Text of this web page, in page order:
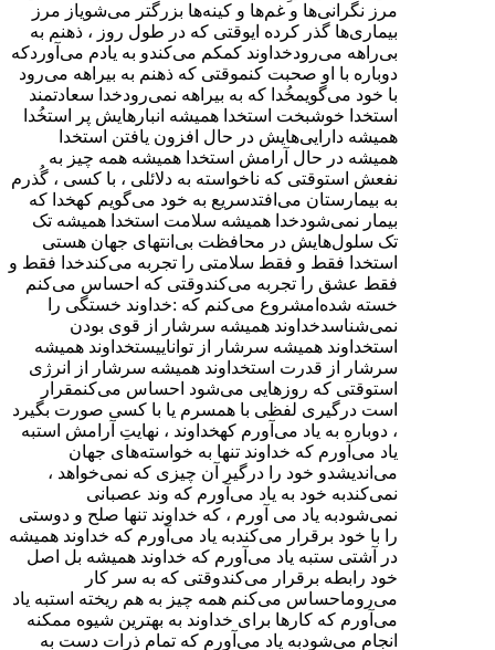
مرز نگرانی‌ها و غم‌ها و کینه‌ها بزرگتر می‌شویاز مرز
بیماری‌ها گذر کرده ایوقتی که در طول روز ، ذهنم به
بی‌راهه می‌رودخداوند کمکم می‌کندو به یادم می‌آوردکه
دوباره با او صحبت کنموقتی که ذهنم به بیراهه می‌رود
با خود می‌گویمخُدا که به بیراهه نمی‌رودخدا سعادتمند
استخدا خوشبخت استخدا همیشه انبارهایش پر استخُدا
همیشه دارایی‌هایش در حال افزون یافتن استخدا
همیشه در حال آرامش استخدا همیشه همه چیز به
نفعش استوقتی که ناخواسته به دلائلی ، با کسی ، گُذرم
به بیمارستان می‌افتدسریع به خود می‌گویم کهخدا که
بیمار نمی‌شودخدا همیشه سلامت استخدا همیشه تک
تک سلول‌هایش در محافظت بی‌انتهای جهان هستی
استخدا فقط و فقط سلامتی را تجربه می‌کندخدا فقط و
فقط عشق را تجربه می‌کندوقتی که احساس می‌کنم
خسته شده‌امشروع می‌کنم که :خداوند خستگی را
نمی‌شناسدخداوند همیشه سرشار از قوی بودن
استخداوند همیشه سرشار از تواناییستخداوند همیشه
سرشار از قدرت استخداوند همیشه سرشار از انرژی
استوقتی که روزهایی می‌شود احساس می‌کنمقرار
است درگیری لفظی با همسرم یا با کسی صورت بگیرد
، دوباره به یاد می‌آورم کهخداوند ، نهایتِ آرامش استبه
یاد می‌آورم که خداوند تنها به خواسته‌های جهان
می‌اندیشدو خود را درگیر آن چیزی که نمی‌خواهد ،
نمی‌کندبه خود به یاد می‌آورم که وند عصبانی
نمی‌شودبه یاد می آورم ، که خداوند تنها صلح و دوستی
را با خود برقرار می‌کندبه یاد می‌آورم که خداوند همیشه
در آشتی ستبه یاد می‌آورم که خداوند همیشه بل اصل
خود رابطه برقرار می‌کندوقتی که به سر کار
می‌روماحساس می‌کنم همه چیز به هم ریخته استبه یاد
می‌آورم که کارها برای خداوند به بهترین شیوه ممکنه
انجام می‌شودبه یاد می‌آورم که تمام ذرات دست به